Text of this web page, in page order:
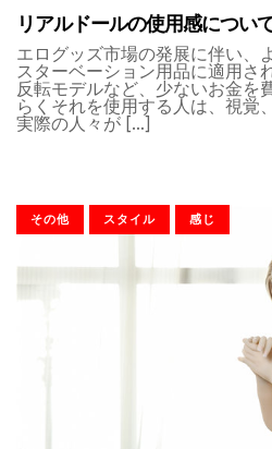
リアルドールの使用感につい
エログッズ市場の発展に伴い、
スターベーション用品に適用さ
反転モデルなど、少ないお金を
らくそれを使用する人は、視覚
実際の人々が […]
その他 スタイル 感じ